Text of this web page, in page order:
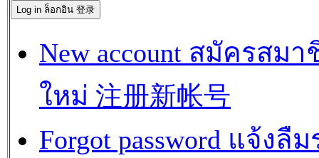
New account สมัครสมา
ใหม่ 注册新帐号
Forgot password แจ้งลื